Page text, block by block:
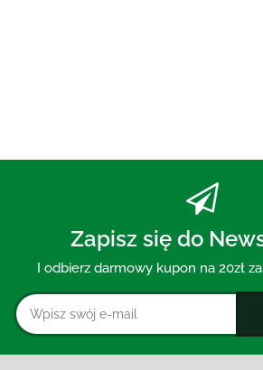
Zapisz się do
I odbierz darmowy kupon na 20zł